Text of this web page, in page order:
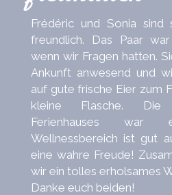
Frédéric und Sonia sind
freundlich. Das Paar
wenn wir Fragen hatten.
Ankunft anwesend und
auf gute frische Eier zum
kleine Flasche. Die
Ferienhauses war
Wellnessbereich ist gut
eine wahre Freude!
wir ein tolles erholsames
Danke euch beiden!